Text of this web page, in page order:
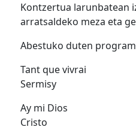
Kontzertua larunbatean
arratsaldeko meza eta
Abestuko duten
Tant que
Sermisy
Ay mi
Cristo